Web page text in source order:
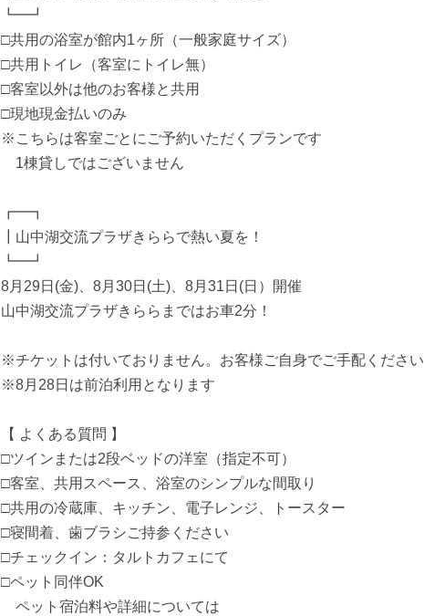
┗━┛
□共用の浴室が館内1ヶ所（一般家庭サイズ）
□共用トイレ（客室にトイレ無）
□客室以外は他のお客様と共用
□現地現金払いのみ
※こちらは客室ごとにご予約いただくプランです
1棟貸しではございません
┏━┓
┃山中湖交流プラザきららで熱い夏を！
┗━┛
8月29日(金)、8月30日(土)、8月31日(日）開催
山中湖交流プラザきららまではお車2分！
※チケットは付いておりません。お客様ご自身でご手配ください
※8月28日は前泊利用となります
【 よくある質問 】
□ツインまたは2段ベッドの洋室（指定不可）
□客室、共用スペース、浴室のシンプルな間取り
□共用の冷蔵庫、キッチン、電子レンジ、トースター
□寝間着、歯ブラシご持参ください
□チェックイン：タルトカフェにて
□ペット同伴OK
ペット宿泊料や詳細については